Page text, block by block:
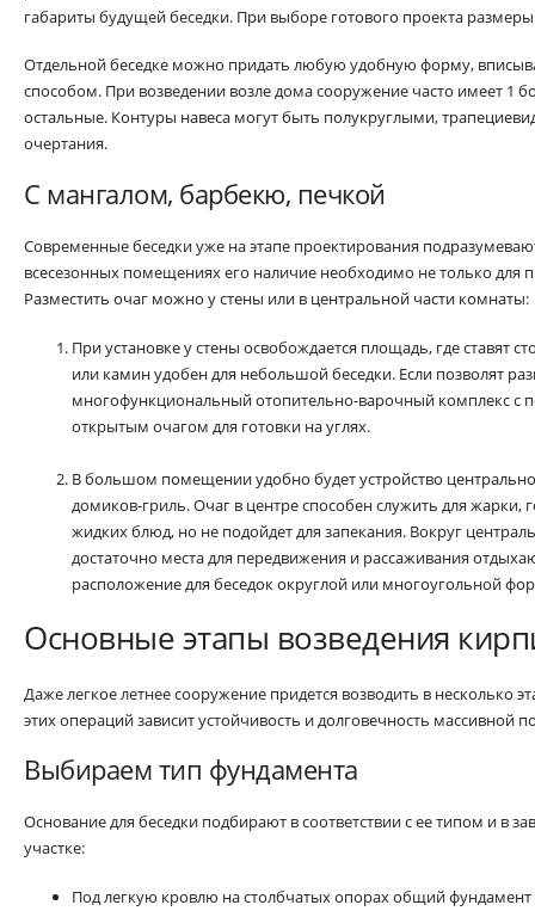
габариты будущей беседки. При выборе готового проекта
Отдельной беседке можно придать любую удобную форму,
способом. При возведении возле дома сооружение часто имеет 1
остальные. Контуры навеса могут быть полукруглыми,
очертания.
С мангалом, барбекю, печкой
Современные беседки уже на этапе проектирования
всесезонных помещениях его наличие необходимо не только для
Разместить очаг можно у стены или в центральной части комнаты:
При установке у стены освобождается площадь, где ставят
или камин удобен для небольшой беседки. Если позволят
многофункциональный отопительно-варочный комплекс с
открытым очагом для готовки на углях.
В большом помещении удобно будет устройство
домиков-гриль. Очаг в центре способен служить для жарки,
жидких блюд, но не подойдет для запекания. Вокруг
достаточно места для передвижения и рассаживания
расположение для беседок округлой или многоугольной
Основные этапы возведения
Даже легкое летнее сооружение придется возводить в несколько
этих операций зависит устойчивость и долговечность массивной
Выбираем тип фундамента
Основание для беседки подбирают в соответствии с ее типом и в
участке:
Под легкую кровлю на столбчатых опорах общий фундамент